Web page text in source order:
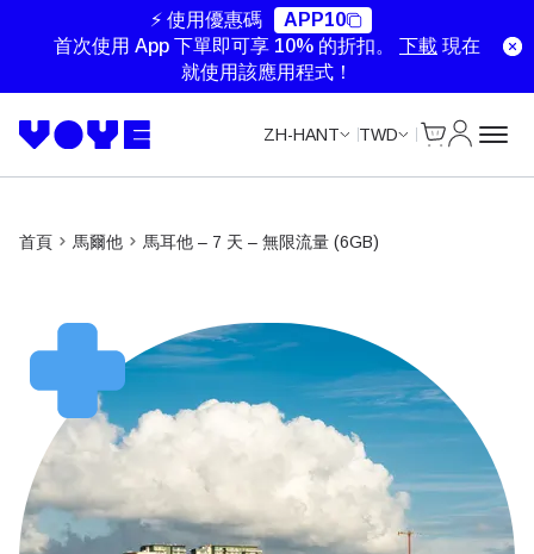
⚡ 使用優惠碼
APP10
首次使用 App 下單即可享 10% 的折扣。 下載 現在
就使用該應用程式！
ZH-HANT TWD
首頁 馬爾他 馬耳他 – 7 天 – 無限流量 (6GB)